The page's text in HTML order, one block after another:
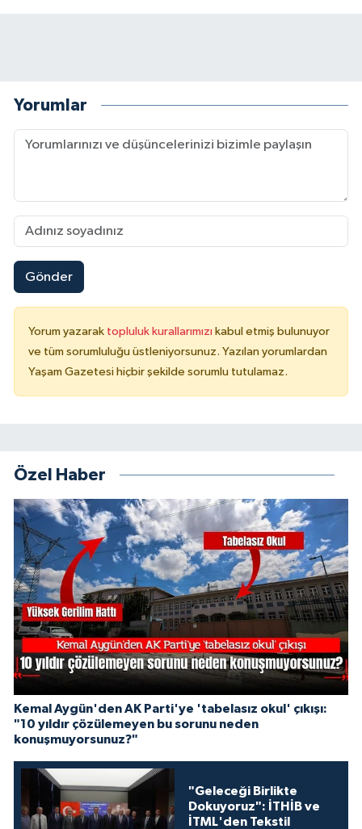
Yorumlar
Gönder
Yorum yazarak topluluk kurallarımızı kabul etmiş bulunuyor
ve tüm sorumluluğu üstleniyorsunuz. Yazılan yorumlardan
Yaşam Gazetesi hiçbir şekilde sorumlu tutulamaz.
Özel Haber
Kemal Aygün'den AK Parti'ye 'tabelasız okul' çıkışı:
"10 yıldır çözülemeyen bu sorunu neden
konuşmuyorsunuz?"
"Geleceği Birlikte
Dokuyoruz": İTHİB ve
İTML'den Tekstil